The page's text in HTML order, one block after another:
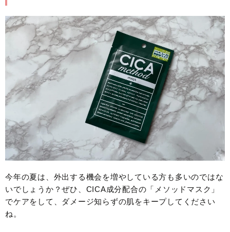
今年の夏は、外出する機会を増やしている方も多いのではな
いでしょうか？ぜひ、CICA成分配合の「メソッドマスク」
でケアをして、ダメージ知らずの肌をキープしてください
ね。